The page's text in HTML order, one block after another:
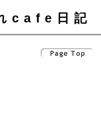
cafe日記